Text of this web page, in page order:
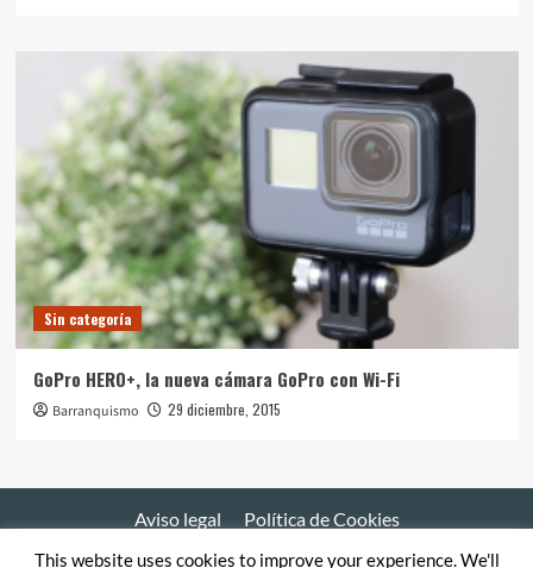
Sin categoría
GoPro HERO+, la nueva cámara GoPro con Wi-Fi
Barranquismo 29 diciembre, 2015
Aviso legal Política de Cookies
This website uses cookies to improve your experience. We'll